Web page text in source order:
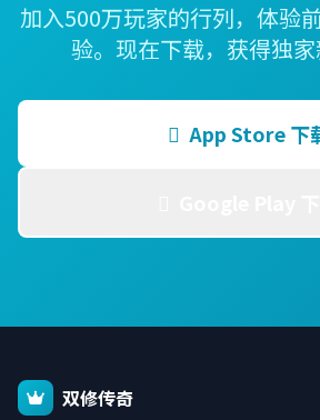
加入500万玩家的行列，体验
验。现在下载，获得独家
App Store 下
双修传奇